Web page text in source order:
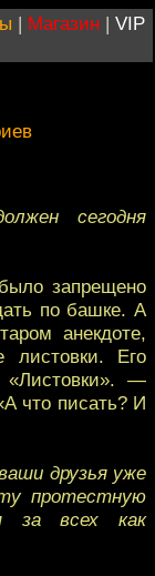
| Магазин | VIP
сегодня
запрещено
по башке. А
анекдоте,
листовки. Его
—
что писать? И
друзья уже
протестную
за всех как